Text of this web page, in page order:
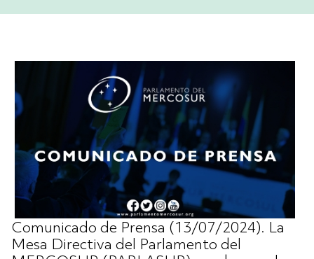
Comunicado de Prensa (13/07/2024). La
Mesa Directiva del Parlamento del